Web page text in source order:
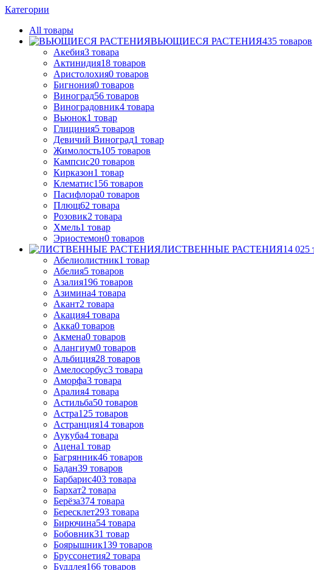
Категории
All товары
ВЬЮЩИЕСЯ РАСТЕНИЯ435 товаров
Акебия3 товара
Актинидия18 товаров
Аристолохия0 товаров
Бигнония0 товаров
Виноград56 товаров
Виноградовник4 товара
Вьюнок1 товар
Глициния5 товаров
Девичий Виноград1 товар
Жимолость105 товаров
Кампсис20 товаров
Кирказон1 товар
Клематис156 товаров
Пасифлора0 товаров
Плющ62 товара
Розовик2 товара
Хмель1 товар
Эриостемон0 товаров
ЛИСТВЕННЫЕ РАСТЕНИЯ14 025
Абелиолистник1 товар
Абелия5 товаров
Азалия196 товаров
Азимина4 товара
Акант2 товара
Акация4 товара
Акка0 товаров
Акмена0 товаров
Алангиум0 товаров
Альбиция28 товаров
Амелосорбус3 товара
Аморфа3 товара
Аралия4 товара
Астильба50 товаров
Астра125 товаров
Астранция14 товаров
Аукуба4 товара
Ацена1 товар
Багрянник46 товаров
Бадан39 товаров
Барбарис403 товара
Бархат2 товара
Берёза374 товара
Бересклет293 товара
Бирючина54 товара
Бобовник31 товар
Боярышник139 товаров
Бруссонетия2 товара
Буддлея166 товаров